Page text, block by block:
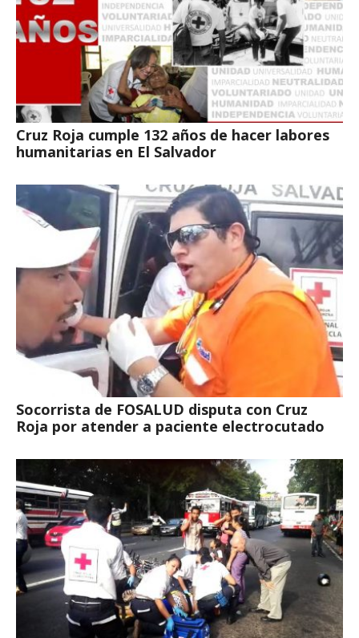
Cruz Roja cumple 132 años de hacer labores
humanitarias en El Salvador
Socorrista de FOSALUD disputa con Cruz
Roja por atender a paciente electrocutado